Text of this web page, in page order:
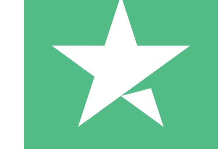
Pacotes de Créditos Individuais
Pague conforme o uso com créditos de download. Sem
1000